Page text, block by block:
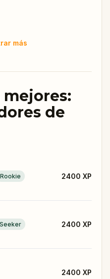
más
mejores:
de
Rookie 2400 XP
Seeker 2400 XP
2400 XP